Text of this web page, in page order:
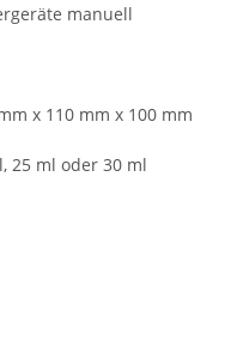
manuell
x 110 mm x 100 mm
25 ml oder 30 ml